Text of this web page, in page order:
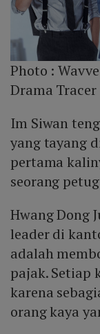
Photo :Wavve
Drama Tracer
Im Siwan
yang tayang
pertama
seorang
Hwang Dong
leader di
adalah
pajak. Setiap
karena
orang kaya